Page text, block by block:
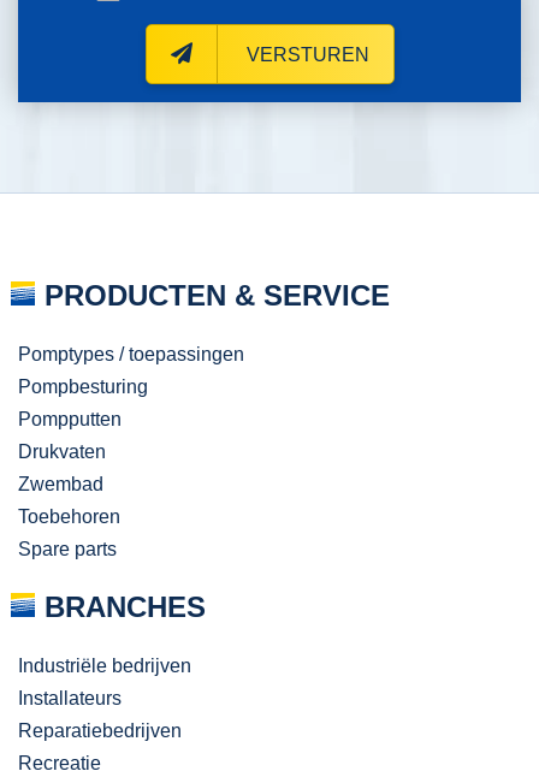
VERSTUREN
PRODUCTEN & SERVICE
Pomptypes / toepassingen
Pompbesturing
Pompputten
Drukvaten
Zwembad
Toebehoren
Spare parts
BRANCHES
Industriële bedrijven
Installateurs
Reparatiebedrijven
Recreatie